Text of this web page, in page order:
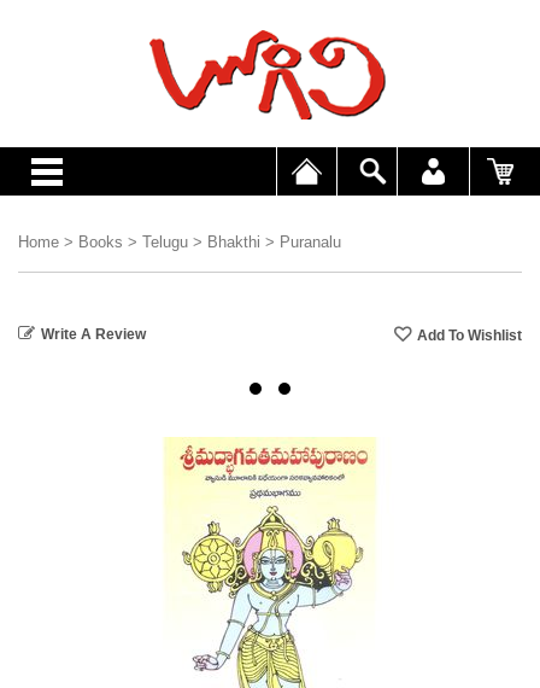
Home > Books > Telugu > Bhakthi > Puranalu
Write A Review